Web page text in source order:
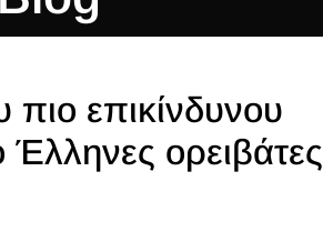
πιο επικίνδυνου
ορειβάτες